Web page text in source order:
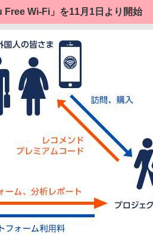
Wi-Fi」を11月1日より開始